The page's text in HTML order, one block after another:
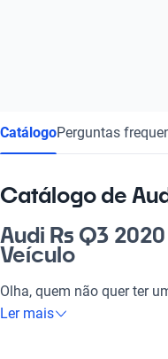
CatálogoPerguntas
Catálogo de
Audi Rs Q3
Veículo
Olha, quem não quer ter
Q3 2020 é a escolha
Ler mais